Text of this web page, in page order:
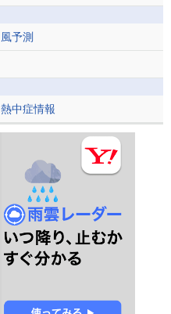
風予測
熱中症情報